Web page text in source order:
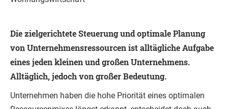
Die zielgerichtete Steuerung und optimale Planung
von Unternehmensressourcen ist alltägliche Aufgabe
eines jeden kleinen und großen Unternehmens.
Alltäglich, jedoch von großer Bedeutung.
Unternehmen haben die hohe Priorität eines optimalen